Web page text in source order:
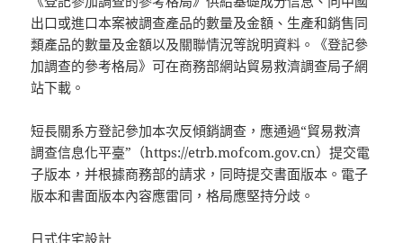
出口或進口本案被調查產品的數量及金額、生產和銷售同
類產品的數量及金額以及關聯情況等說明資料。《登記參
加調查的參考格局》可在商務部網站貿易救濟調查局子網
站下載。
短長關系方登記參加本次反傾銷調查，應通過“貿易救濟
調查信息化平臺”（https://etrb.mofcom.gov.cn）提交電
子版本，并根據商務部的請求，同時提交書面版本。電子
版本和書面版本內容應雷同，格局應堅持分歧。
日式住宅設計